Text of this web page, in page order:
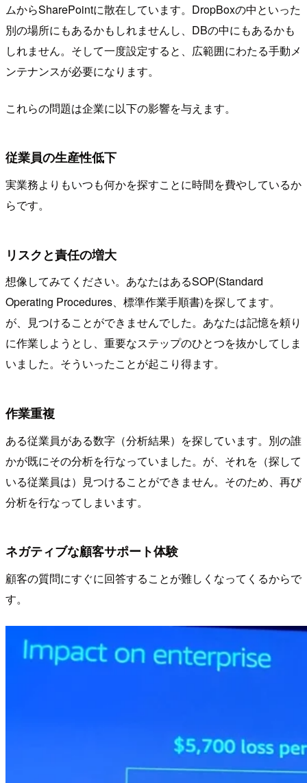
ムからSharePointに散在しています。DropBoxの中といった
別の場所にもあるかもしれませんし、DBの中にもあるかも
しれません。そして一度設定すると、広範囲にわたる手動メ
ンテナンスが必要になります。
これらの問題は企業に以下の影響を与えます。
従業員の生産性低下
実業務よりもいつも何かを探すことに時間を費やしているか
らです。
リスクと責任の増大
想像してみてください。あなたはあるSOP(Standard
Operating Procedures、標準作業手順書)を探してます。
が、見つけることができませんでした。あなたは記憶を頼り
に作業しようとし、重要なステップのひとつを抜かしてしま
いました。そういったことが起こり得ます。
作業重複
ある従業員がある数字（分析結果）を探しています。別の誰
かが既にその分析を行なっていました。が、それを（探して
いる従業員は）見つけることができません。そのため、再び
分析を行なってしまいます。
ネガティブな顧客サポート体験
顧客の質問にすぐに回答することが難しくなってくるからで
す。